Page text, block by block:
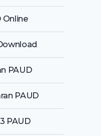
Online
PAUD
PAUD
PAUD